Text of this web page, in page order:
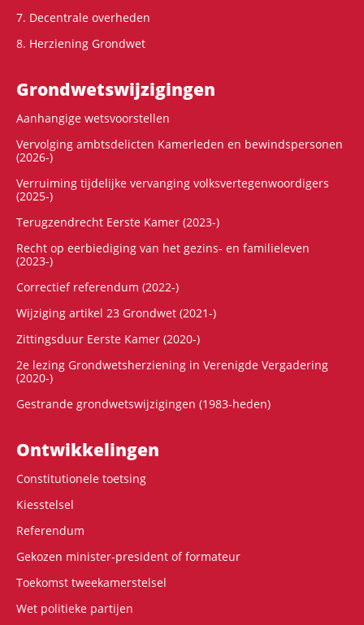
7. Decentrale overheden
8. Herziening Grondwet
Grondwets­wijzigingen
Aanhangige wetsvoorstellen
Vervolging ambtsdelicten Kamerleden en bewindspersonen
(2026-)
Verruiming tijdelijke vervanging volksvertegenwoordigers
(2025-)
Terugzendrecht Eerste Kamer (2023-)
Recht op eerbiediging van het gezins- en familieleven
(2023-)
Correctief referendum (2022-)
Wijziging artikel 23 Grondwet (2021-)
Zittingsduur Eerste Kamer (2020-)
2e lezing Grondwetsherziening in Verenigde Vergadering
(2020-)
Gestrande grondwetswijzigingen (1983-heden)
Ontwikke­lingen
Constitutionele toetsing
Kiesstelsel
Referendum
Gekozen minister-president of formateur
Toekomst tweekamerstelsel
Wet politieke partijen